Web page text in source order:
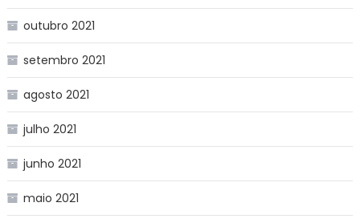
outubro 2021
setembro 2021
agosto 2021
julho 2021
junho 2021
maio 2021